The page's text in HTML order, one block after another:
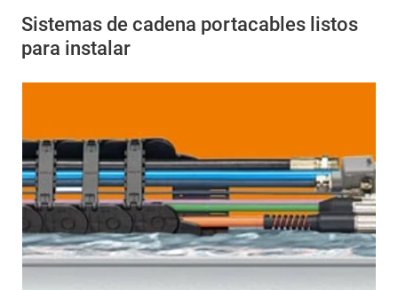
Sistemas de cadena portacables listos
para instalar